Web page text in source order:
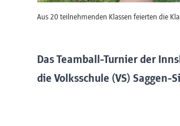
Aus 20 teilnehmenden Klassen feierten die
Das Teamball-Turnier der
die Volksschule (VS) Saggen-